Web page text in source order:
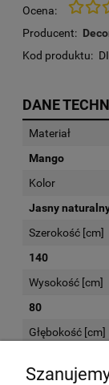
Ocena:
Producent:
Kod produktu:
DANE
Materiał
Mango
Kolor
Jasny
Szerokość [cm]
140
Wysokość [cm]
80
Głębokość [cm]